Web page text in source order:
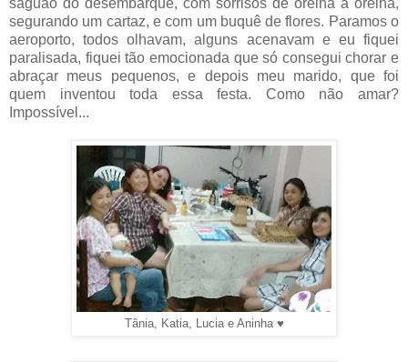
segurando um cartaz, e com um buquê de flores. Paramos o
aeroporto, todos olhavam, alguns acenavam e eu fiquei
paralisada, fiquei tão emocionada que só consegui chorar e
abraçar meus pequenos, e depois meu marido, que foi
quem inventou toda essa festa. Como não amar?
Impossível...
Tânia, Katia, Lucia e Aninha ♥